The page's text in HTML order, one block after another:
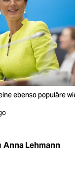
ebenso populäre
Anna Lehmann